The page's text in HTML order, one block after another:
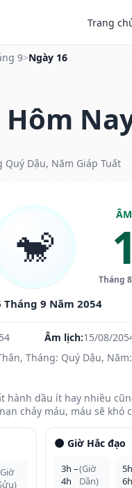
Trang
9>Ngày 16
Quý Dậu, Năm Giáp Tuất
🐒
Tháng
9 Năm 2054
Âm lịch:15/08/
Tháng: Quý Dậu,
hành dầu ít hay nhiều
chảy máu, máu sẽ khó
🌑 Giờ Hắc đạo
3h –
4h
(Giờ
Dần)
6h